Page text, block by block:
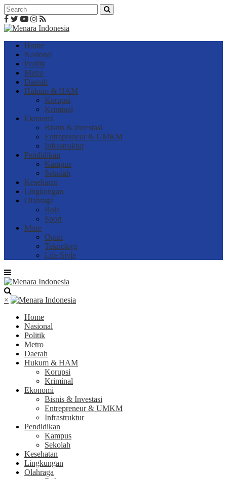
Home
Nasional
Politik
Metro
Daerah
Hukum & HAM
Korupsi
Kriminal
Ekonomi
Bisnis & Investasi
Entrepreneur & UMKM
Infrastruktur
Pendidikan
Kampus
Sekolah
Kesehatan
Lingkungan
Olahraga
Bola
Sport
More
Opini
Teknologi
Life Style
×
Home
Nasional
Politik
Metro
Daerah
Hukum & HAM
Korupsi
Kriminal
Ekonomi
Bisnis & Investasi
Entrepreneur & UMKM
Infrastruktur
Pendidikan
Kampus
Sekolah
Kesehatan
Lingkungan
Olahraga